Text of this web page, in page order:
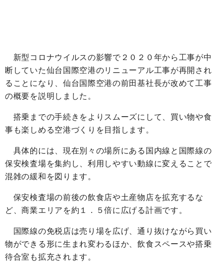
新型コロナウイルスの影響で２０２０年から工事が中
断していた仙台国際空港のリニューアル工事が再開され
ることになり、仙台国際空港の前田基社長が改めて工事
の概要を説明しました。
搭乗までの手続きをよりスムーズにして、買い物や食
事も楽しめる空港づくりを目指します。
具体的には、現在別々の場所にある国内線と国際線の
保安検査場を集約し、利用しやすい動線に変えることで
混雑の緩和を図ります。
保安検査場の前後の飲食店や土産物店を拡充するな
ど、商業エリアを約１．５倍に広げる計画です。
国際線の免税店は売り場を広げ、通り抜けながら買い
物ができる形に生まれ変わるほか、飲食スペースや搭乗
待合室も拡充されます。